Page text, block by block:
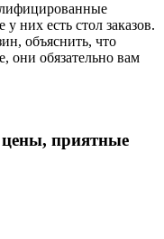
них есть стол заказов.
объяснить, что
они обязательно вам
приятные